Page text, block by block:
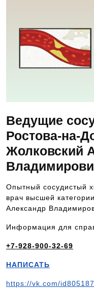
Ведущие
Ростова-на-
Жолковский
Опытный сосудистый
врач высшей
Александр
Информация для
+7-928-900-32-69
НАПИСАТЬ
https://vk.com/